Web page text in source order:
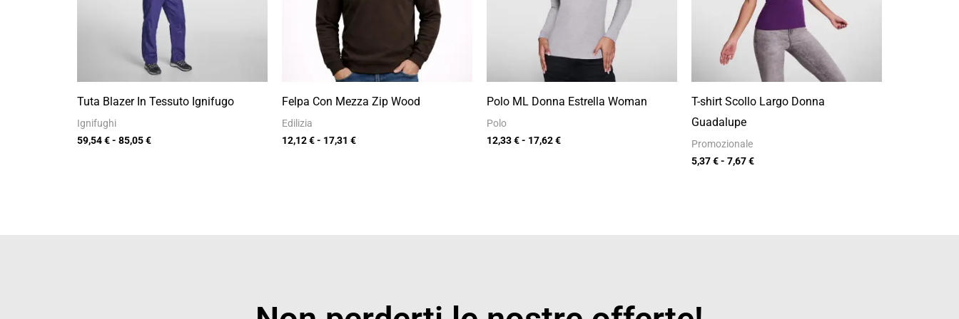
Tuta Blazer In Tessuto Ignifugo
Ignifughi
59,54€ - 85,05€
Felpa Con Mezza Zip Wood
Edilizia
12,12€- 17,31 €
Polo ML Donna Estrella Woman
Polo
12,33€- 17,62€
T-shirt Scollo Largo Donna
Guadalupe
Promozionale
5,37€- 7,67€